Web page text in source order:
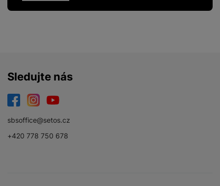
Sledujte nás
sbsoffice@setos.cz
+420 778 750 678